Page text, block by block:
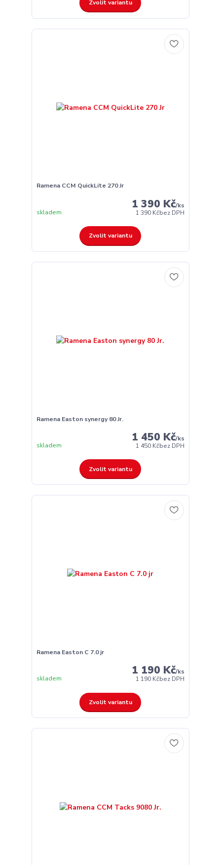
Zvolit variantu
Ramena CCM QuickLite 270 Jr
1 390 Kč/ks
1 390 Kčbez DPH
skladem
Zvolit variantu
Ramena Easton synergy 80 Jr.
1 450 Kč/ks
1 450 Kčbez DPH
skladem
Zvolit variantu
Ramena Easton C 7.0 jr
1 190 Kč/ks
1 190 Kčbez DPH
skladem
Zvolit variantu